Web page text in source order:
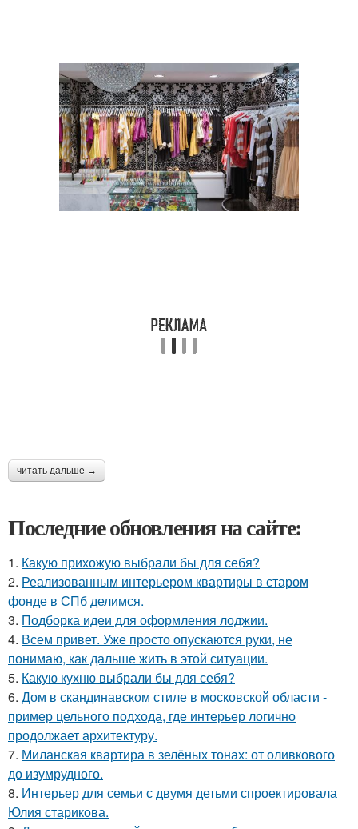
читать дальше →
Последние обновления на сайте:
1. Какую прихожую выбрали бы для себя?
2. Реализованным интерьером квартиры в старом
фонде в СПб делимся.
3. Подборка идеи для оформления лоджии.
4. Всем привет. Уже просто опускаются руки, не
понимаю, как дальше жить в этой ситуации.
5. Какую кухню выбрали бы для себя?
6. Дом в скандинавском стиле в московской области -
пример цельного подхода, где интерьер логично
продолжает архитектуру.
7. Миланская квартира в зелёных тонах: от оливкового
до изумрудного.
8. Интерьер для семьи с двумя детьми спроектировала
Юлия старикова.